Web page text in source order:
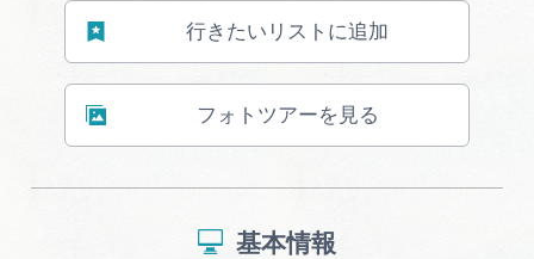
行きたいリストに追加
フォトツアーを見る
基本情報